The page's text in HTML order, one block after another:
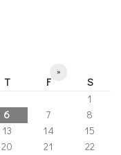
»
T F
S
1
6 7
8
13 14
15
20 21
22